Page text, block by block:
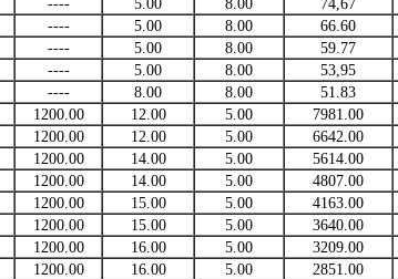
---- 5.00 8.00 74,67
---- 5.00 8.00 66.60
---- 5.00 8.00 59.77
---- 5.00 8.00 53,95
---- 8.00 8.00 51.83
1200.00 12.00 5.00 7981.00
1200.00 12.00 5.00 6642.00
1200.00 14.00 5.00 5614.00
1200.00 14.00 5.00 4807.00
1200.00 15.00 5.00 4163.00
1200.00 15.00 5.00 3640.00
1200.00 16.00 5.00 3209.00
1200.00 16.00 5.00 2851.00